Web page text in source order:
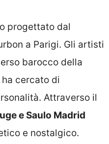
progettato dal
a Parigi. Gli artisti
barocco della
ha cercato di
Attraverso il
e Saulo Madrid
e nostalgico.